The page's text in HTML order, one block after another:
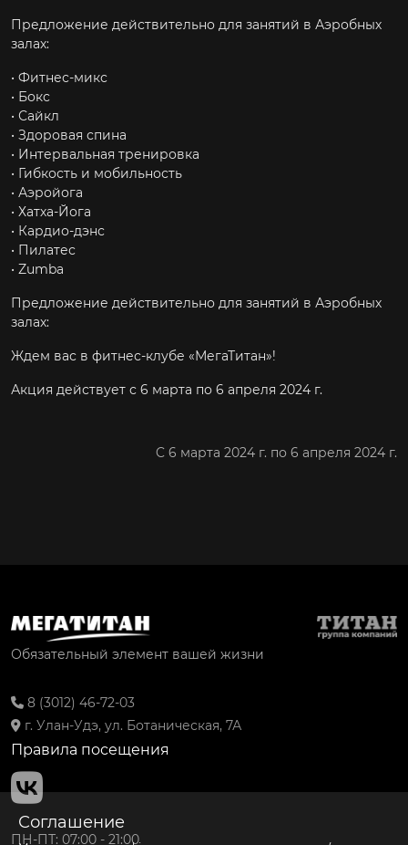
Предложение действительно для занятий в Аэробных
залах:
• Фитнес-микс
• Бокс
• Сайкл
• Здоровая спина
• Интервальная тренировка
• Гибкость и мобильность
• Аэройога
• Хатха-Йога
• Кардио-дэнс
• Пилатес
• Zumba
Предложение действительно для занятий в Аэробных
залах:
Ждем вас в фитнес-клубе «МегаТитан»!
Акция действует с 6 марта по 6 апреля 2024 г.
C 6 марта 2024 г. по 6 апреля 2024 г.
Соглашение
Обязательный элемент вашей жизни
8 (3012) 46-72-03
г. Улан-Удэ, ул. Ботаническая, 7А
Правила посещения
ПН-ПТ: 07:00 - 21:00